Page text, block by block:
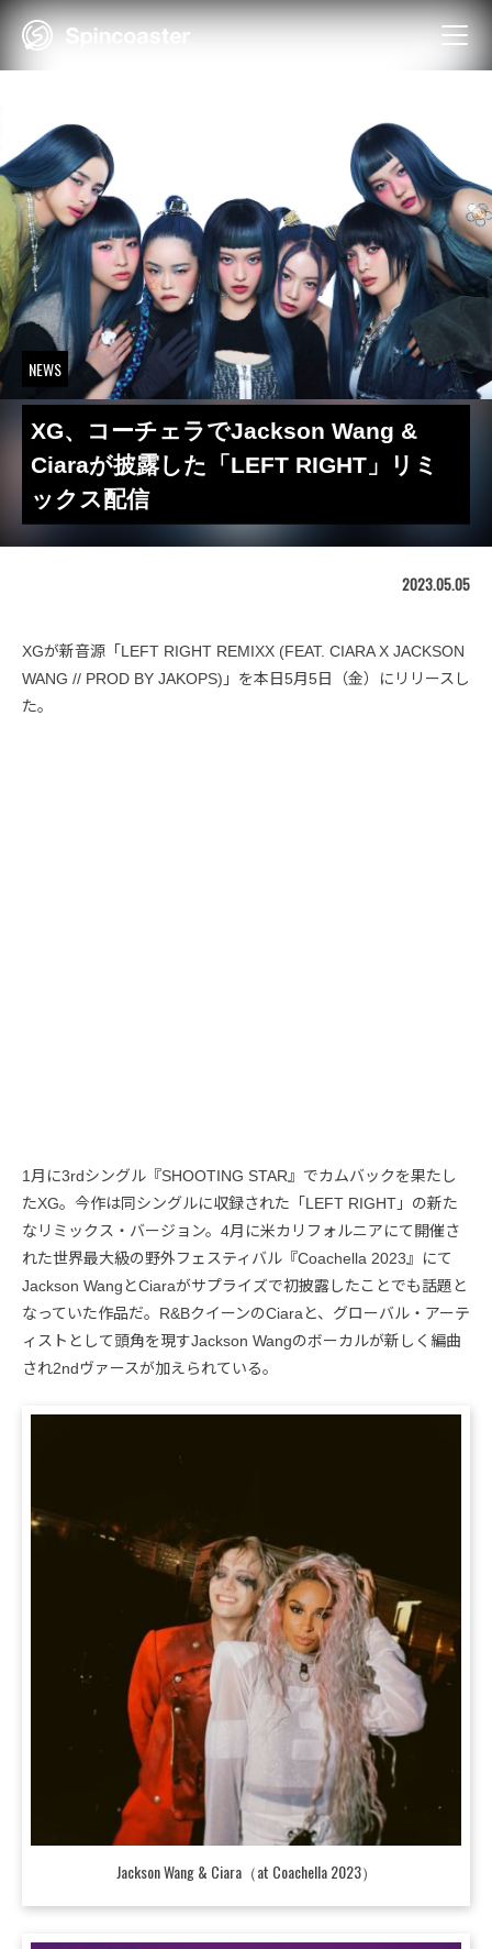
Skip
NEWS
XG、コーチェラでJackson Wang &
Ciaraが披露した「LEFT RIGHT」リミ
ックス配信
2023.05.05
XGが新音源「LEFT RIGHT REMIXX (FEAT. CIARA X JACKSON
WANG // PROD BY JAKOPS)」を本日5月5日（金）にリリースし
た。
1月に3rdシングル『SHOOTING STAR』でカムバックを果たし
たXG。今作は同シングルに収録された「LEFT RIGHT」の新た
なリミックス・バージョン。4月に米カリフォルニアにて開催さ
れた世界最大級の野外フェスティバル『Coachella 2023』にて
Jackson WangとCiaraがサプライズで初披露したことでも話題と
なっていた作品だ。R&BクイーンのCiaraと、グローバル・アーテ
ィストとして頭角を現すJackson Wangのボーカルが新しく編曲
され2ndヴァースが加えられている。
Jackson Wang & Ciara（at Coachella 2023）